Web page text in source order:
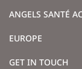
ANGELS SANTÉ
EUROPE
GET IN TOUCH